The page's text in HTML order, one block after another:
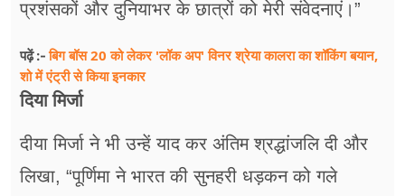
प्रशंसकों और दुनियाभर के छात्रों को मेरी संवेदनाएं।”
पढ़ें :-बिग बॉस 20 को लेकर 'लॉक अप' विनर श्रेया कालरा का शॉकिंग बयान,
शो में एंट्री से किया इनकार
दिया मिर्जा
दीया मिर्जा ने भी उन्हें याद कर अंतिम श्रद्धांजलि दी और
लिखा, “पूर्णिमा ने भारत की सुनहरी धड़कन को गले